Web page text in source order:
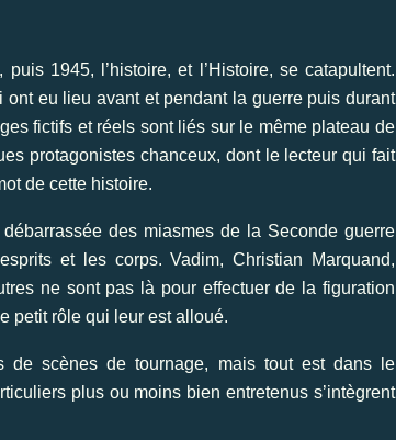
puis 1945, l’histoire, et l’Histoire, se catapultent.
eu lieu avant et pendant la guerre puis durant
fictifs et réels sont liés sur le même plateau de
protagonistes chanceux, dont le lecteur qui fait
de cette histoire.
des miasmes de la Seconde guerre
et les corps. Vadim, Christian Marquand,
ne sont pas là pour effectuer de la figuration
petit rôle qui leur est alloué.
de scènes de tournage, mais tout est dans le
plus ou moins bien entretenus s’intègrent